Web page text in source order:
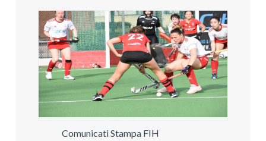
Comunicati Stampa FIH